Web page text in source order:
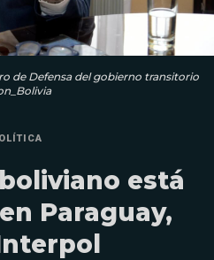
de Defensa del gobierno transitorio
está
Paraguay,